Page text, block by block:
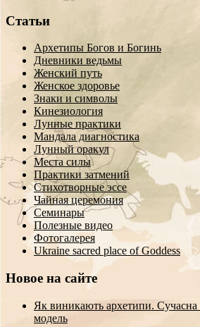
Статьи
Архетипы Богов и Богинь
Дневники ведьмы
Женский путь
Женское здоровье
Знаки и символы
Кинезиология
Лунные практики
Мандала диагностика
Лунный оракул
Места силы
Практики затмений
Стихотворные эссе
Чайная церемония
Семинары
Полезные видео
Фотогалерея
Ukraine sacred place of Goddess
Новое на сайте
Як виникають архетипи. Сучасна
модель